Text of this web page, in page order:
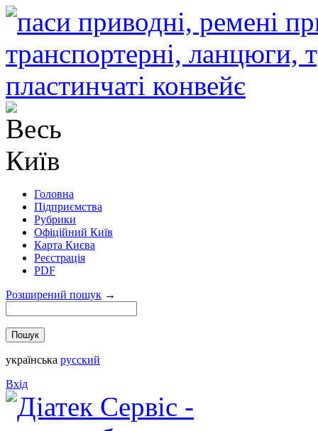
Головна
Підприємства
Рубрики
Офіційний Київ
Карта Києва
Реєстрація
PDF
Розширений пошук →
українська русский
Вхід